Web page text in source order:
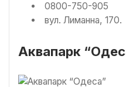
0800-750-905
вул. Лиманна, 170.
Аквапарк